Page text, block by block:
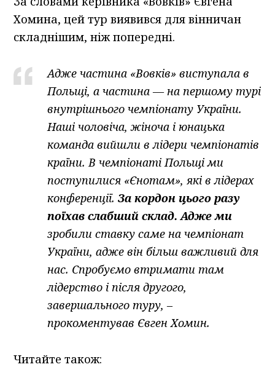
Хомина, цей тур виявився для вінничан
складнішим, ніж попередні.
Адже частина «Вовків» виступала в
Польщі, а частина — на першому турі
внутрішнього чемпіонату України.
Наші чоловіча, жіноча і юнацька
команда вийшли в лідери чемпіонатів
країни. В чемпіонаті Польщі ми
поступилися «Єнотам», які в лідерах
конференції.За кордон цього разу
поїхав слабший склад. Адже ми
зробили ставку саме на чемпіонат
України, адже він більш важливий для
нас. Спробуємо втримати там
лідерство і після другого,
завершального туру, –
прокоментував Євген Хомин.
Читайте також: